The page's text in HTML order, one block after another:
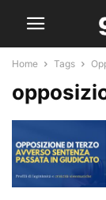
Home Tags